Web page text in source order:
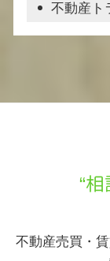
不動産ト
“
不動産売買・